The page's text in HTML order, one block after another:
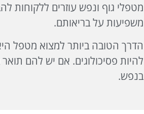
מטפלי גוף ונפש עוזרים ללקוחות
משפיעות על בריאותם.
הדרך הטובה ביותר למצוא מטפל
להיות פסיכולוגים. אם יש להם
בנפש.